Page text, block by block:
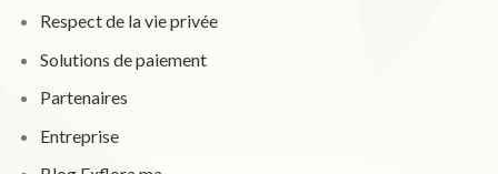
Respect de la vie privée
Solutions de paiement
Partenaires
Entreprise